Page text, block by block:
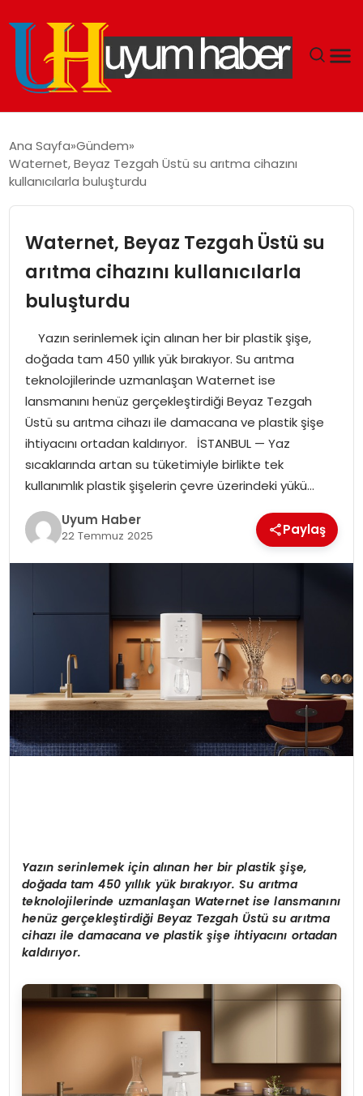
EKONOMI
SPOR
TEKNOLOJI
SAĞLIK
MAGAZIN
YAŞAM
Ana Sayfa Gündem
Waternet, Beyaz Tezgah Üstü su arıtma cihazını
kullanıcılarla buluşturdu
Waternet, Beyaz Tezgah Üstü su
arıtma cihazını kullanıcılarla
buluşturdu
Yazın serinlemek için alınan her bir plastik şişe,
doğada tam 450 yıllık yük bırakıyor. Su arıtma
teknolojilerinde uzmanlaşan Waternet ise
lansmanını henüz gerçekleştirdiği Beyaz Tezgah
Üstü su arıtma cihazı ile damacana ve plastik şişe
ihtiyacını ortadan kaldırıyor. İSTANBUL — Yaz
sıcaklarında artan su tüketimiyle birlikte tek
kullanımlık plastik şişelerin çevre üzerindeki yükü…
Uyum Haber
22 Temmuz 2025 Paylaş
Yazın serinlemek için alınanher bir plastik şişe,
doğada tam 450 yıllıkyük bırakıyor. Su arıtma
teknolojilerinde uzmanlaşan Waternet ise lansmanını
henüz gerçekleştirdiği Beyaz Tezgah Üstüsu arıtma
cihazı ile damacana ve plastik şişe ihtiyacını ortadan
kaldırıyor.